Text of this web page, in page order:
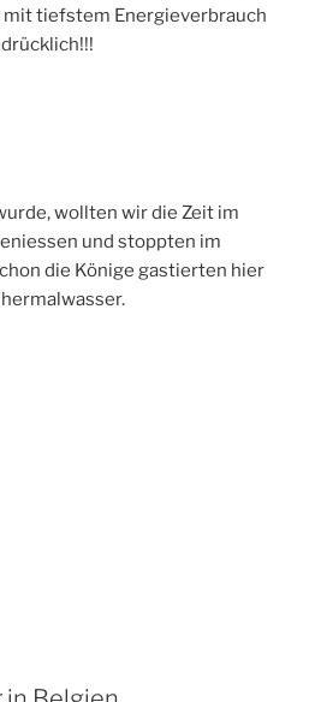
tiefstem Energieverbrauch
wollten wir die Zeit im
und stoppten im
die Könige gastierten hier